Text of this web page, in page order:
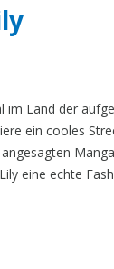
im Land der
ein cooles
eine echte